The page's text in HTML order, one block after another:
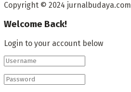
Copyright © 2024 jurnalbudaya.com
Welcome Back!
Login to your account below